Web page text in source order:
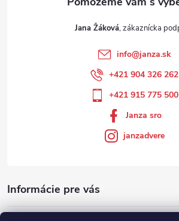
Informácie pre vás
Jana Žáková
info@janza.sk
+421 904 326 262
+421 915 775 500
Janza sro
janzadvere